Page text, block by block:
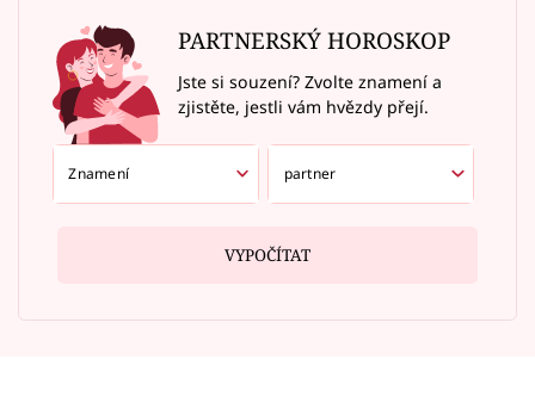
PARTNERSKÝ HOROSKOP
Jste si souzení? Zvolte znamení a
zjistěte, jestli vám hvězdy přejí.
VYPOČÍTAT